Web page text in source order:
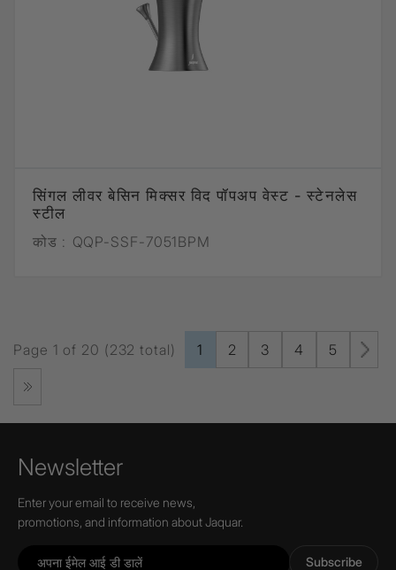
सिंगल लीवर बेसिन मिक्सर विद पॉपअप वेस्ट - स्टेनलेस
स्टील
कोड : QQP-SSF-7051BPM
Page 1 of 20 (232 total) 1 2 3 4 5
Newsletter
Enter your email to receive news,
promotions, and information about Jaquar.
Subscribe